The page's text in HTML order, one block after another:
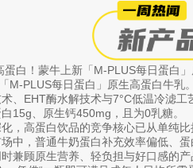
蛋白！蒙牛上新「M-PLUS每日蛋白
M-PLUS每日蛋白」原生高蛋白牛乳
、EHT酶水解技术与7°C低温冷滤
15g、原生钙450mg，且为0乳糖。
，高蛋白饮品的竞争核心已从单纯
中，普通牛奶蛋白补充效率偏低、
兼顾原生营养、轻负担与好口感的